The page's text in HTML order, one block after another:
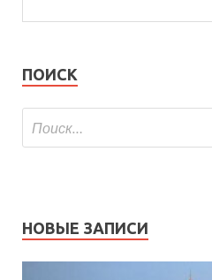
ПОИСК
НОВЫЕ ЗАПИСИ